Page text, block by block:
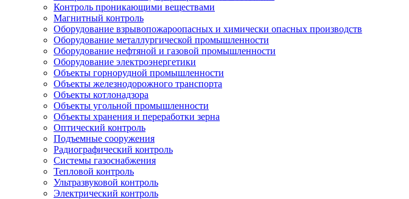
Контроль проникающими веществами
Магнитный контроль
Оборудование взрывопожароопасных и химически опасных производств
Оборудование металлургической промышленности
Оборудование нефтяной и газовой промышленности
Оборудование электроэнергетики
Объекты горнорудной промышленности
Объекты железнодорожного транспорта
Объекты котлонадзора
Объекты угольной промышленности
Объекты хранения и переработки зерна
Оптический контроль
Подъемные сооружения
Радиографический контроль
Системы газоснабжения
Тепловой контроль
Ультразвуковой контроль
Электрический контроль